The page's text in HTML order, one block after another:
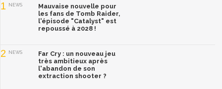
1 NEWS
Mauvaise nouvelle pour
les fans de Tomb Raider,
l'épisode "Catalyst" est
repoussé à 2028 !
2 NEWS
Far Cry : un nouveau jeu
très ambitieux après
l'abandon de son
extraction shooter ?